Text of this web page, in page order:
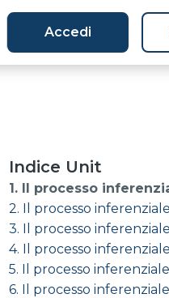
Accedi
Indice Unit
Indice Unit
1. Il processo
2. Il processo
3. Il processo
4. Il processo
5. Il processo
6. Il processo